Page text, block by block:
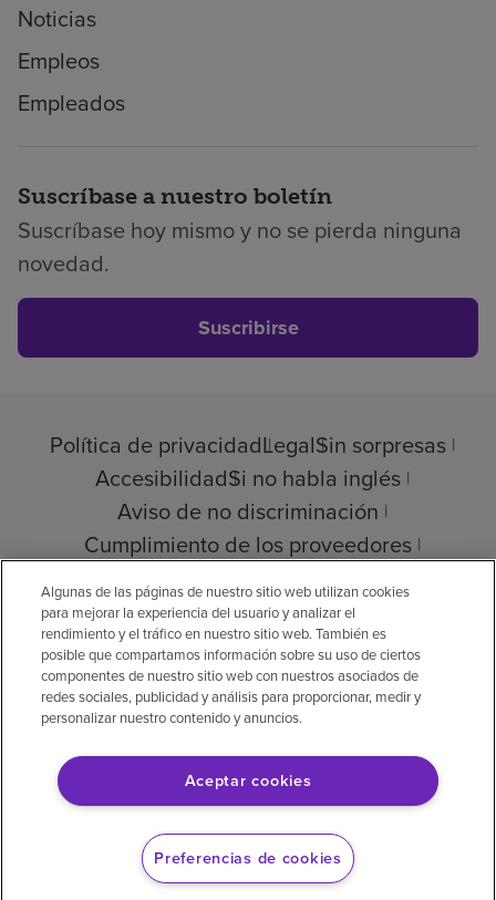
Noticias
Empleos
Empleados
Suscríbase a nuestro boletín
Suscríbase hoy mismo y no se pierda ninguna
novedad.
Suscribirse
Política de privacidadLegalSin sorpresas
AccesibilidadSi no habla inglés
Aviso de no discriminación
Cumplimiento de los proveedores
Transparencia de precios
© 2026 Encompass Health Corporation
Preferencias de cookies
Aviso legal: Se tradujo con la ayuda de
inteligencia artificial (IA). La versión en inglés
es la versión oficial.
Algunas de las páginas de nuestro sitio web utilizan cookies
para mejorar la experiencia del usuario y analizar el
rendimiento y el tráfico en nuestro sitio web. También es
posible que compartamos información sobre su uso de ciertos
componentes de nuestro sitio web con nuestros asociados de
redes sociales, publicidad y análisis para proporcionar, medir y
personalizar nuestro contenido y anuncios.
Aceptar cookies
Preferencias de cookies